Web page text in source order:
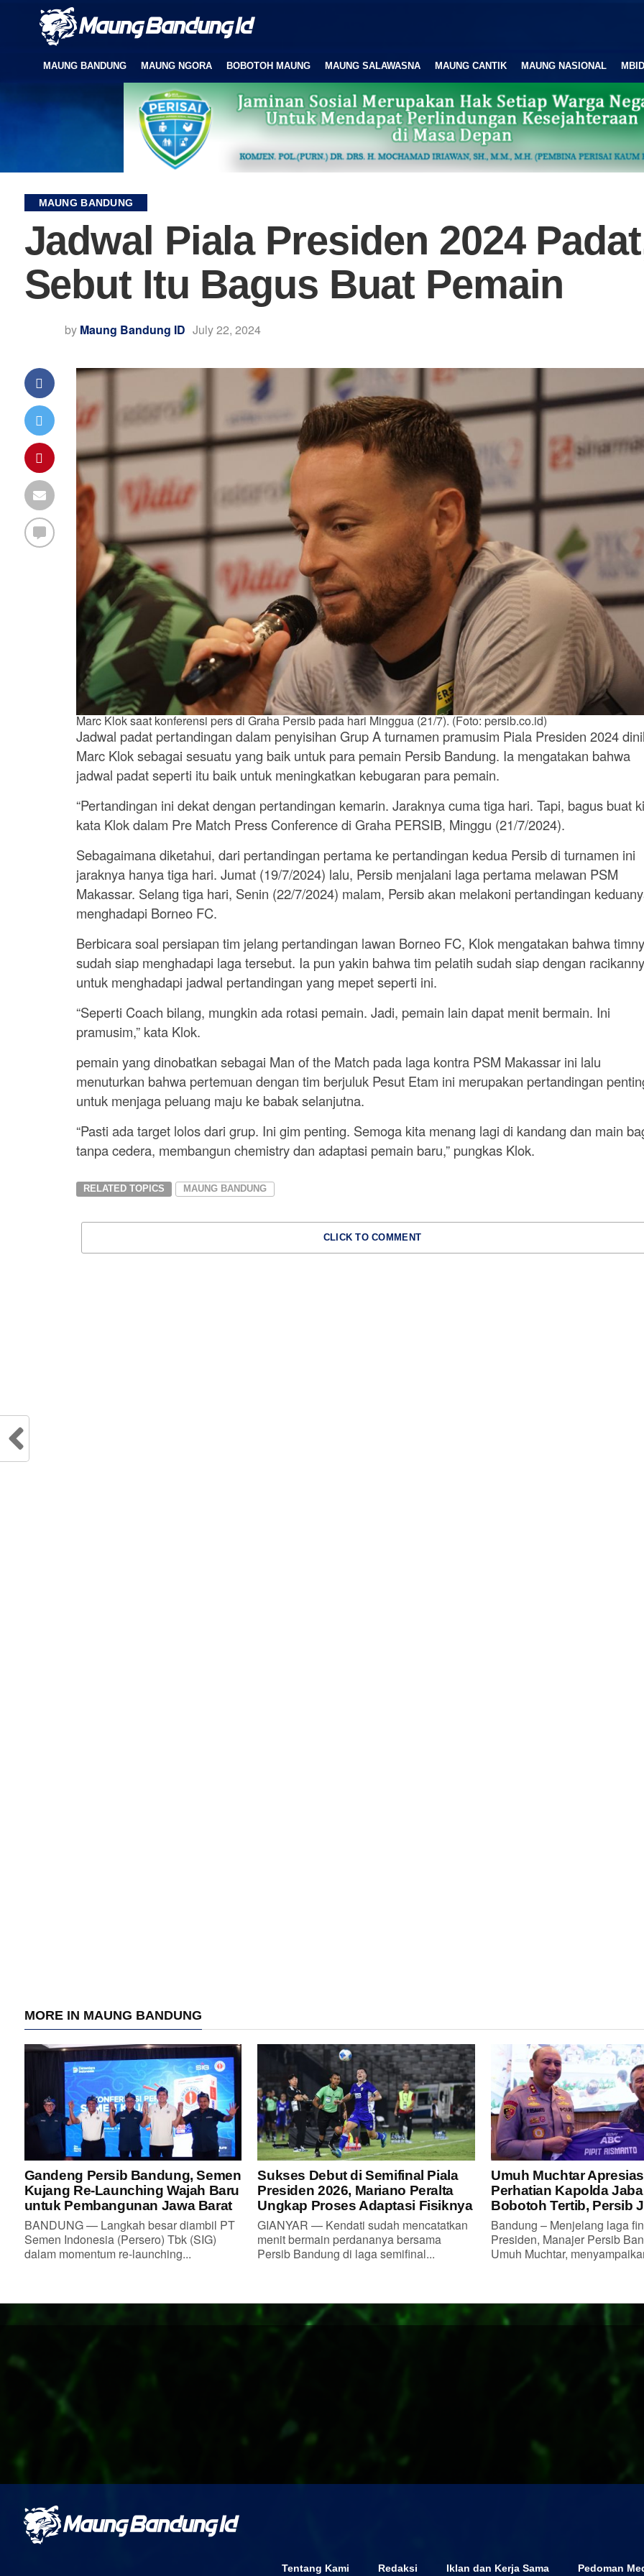
MAUNG BANDUNG MAUNG NGORA BOBOTOH MAUNG MAUNG SALAWASNA MAUNG CANTIK MAUNG NASIONAL
MAUNG BANDUNG
Jadwal Piala Presiden 2024
Sebut Itu Bagus Buat Pemain
by Maung Bandung ID July 22, 2024
Marc Klok saat konferensi pers di Graha Persib pada hari Minggua (21/7). (Foto: persib.co.id)
Jadwal padat pertandingan dalam penyisihan Grup A turnamen pramusim Piala Presiden 2024
Marc Klok sebagai sesuatu yang baik untuk para pemain Persib Bandung. Ia mengatakan bahwa
jadwal padat seperti itu baik untuk meningkatkan kebugaran para pemain.
“Pertandingan ini dekat dengan pertandingan kemarin. Jaraknya cuma tiga hari. Tapi, bagus buat
kata Klok dalam Pre Match Press Conference di Graha PERSIB, Minggu (21/7/2024).
Sebagaimana diketahui, dari pertandingan pertama ke pertandingan kedua Persib di turnamen ini
jaraknya hanya tiga hari. Jumat (19/7/2024) lalu, Persib menjalani laga pertama melawan PSM
Makassar. Selang tiga hari, Senin (22/7/2024) malam, Persib akan melakoni pertandingan
menghadapi Borneo FC.
Berbicara soal persiapan tim jelang pertandingan lawan Borneo FC, Klok mengatakan bahwa
sudah siap menghadapi laga tersebut. Ia pun yakin bahwa tim pelatih sudah siap dengan
untuk menghadapi jadwal pertandingan yang mepet seperti ini.
“Seperti Coach bilang, mungkin ada rotasi pemain. Jadi, pemain lain dapat menit bermain. Ini
pramusim,” kata Klok.
pemain yang dinobatkan sebagai Man of the Match pada laga kontra PSM Makassar ini lalu
menuturkan bahwa pertemuan dengan tim berjuluk Pesut Etam ini merupakan pertandingan
untuk menjaga peluang maju ke babak selanjutna.
“Pasti ada target lolos dari grup. Ini gim penting. Semoga kita menang lagi di kandang dan main
tanpa cedera, membangun chemistry dan adaptasi pemain baru,” pungkas Klok.
RELATED TOPICS MAUNG BANDUNG
CLICK TO COMMENT
MORE IN MAUNG BANDUNG
Gandeng Persib Bandung, Semen
Kujang Re-Launching Wajah Baru
untuk Pembangunan Jawa Barat
BANDUNG — Langkah besar diambil PT
Semen Indonesia (Persero) Tbk (SIG)
dalam momentum re-launching...
Sukses Debut di Semifinal Piala
Presiden 2026, Mariano Peralta
Ungkap Proses Adaptasi Fisiknya
GIANYAR — Kendati sudah mencatatkan
menit bermain perdananya bersama
Persib Bandung di laga semifinal...
Umuh Muchtar
Perhatian Kapolda
Bobotoh Tertib, Persib
Bandung – Menjelang laga
Presiden, Manajer Persib
Umuh Muchtar,
Tentang Kami Redaksi Iklan dan Kerja Sama Pedoman